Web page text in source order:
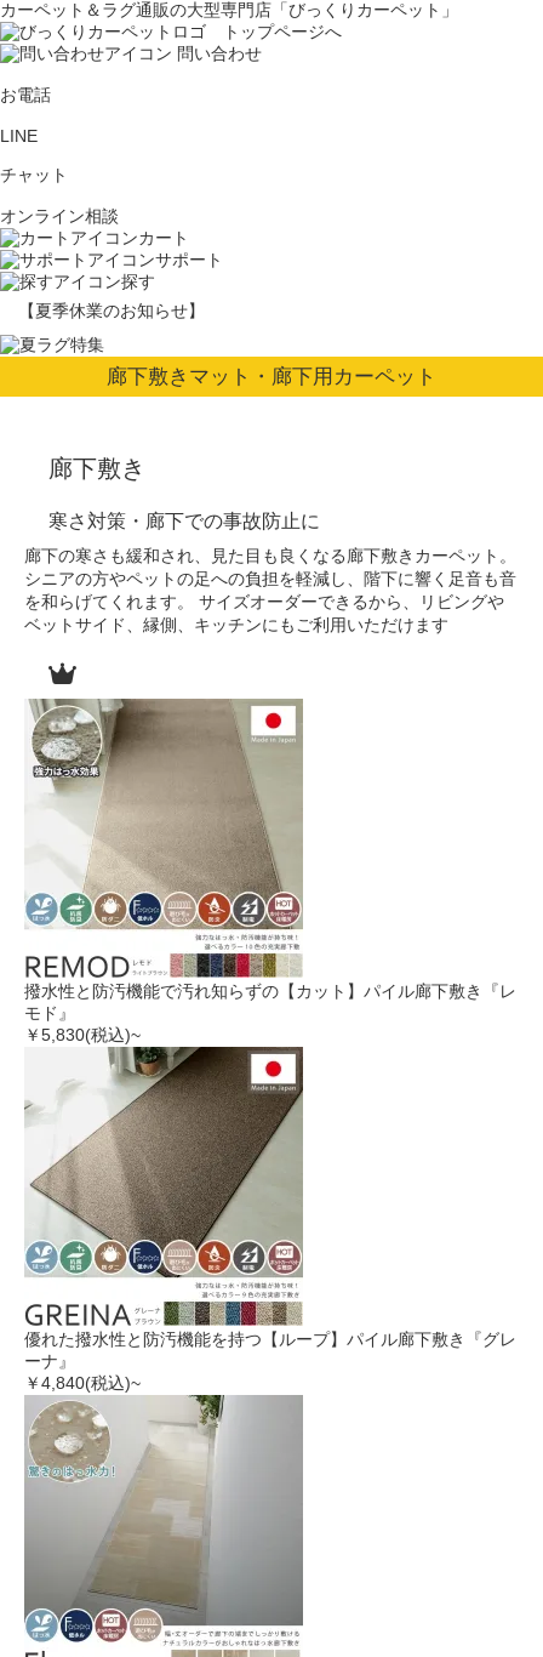
カーペット＆ラグ通販の大型専門店「びっくりカーペット」
問い合わせ
お電話
LINE
チャット
オンライン相談
カート
サポート
探す
【夏季休業のお知らせ】
廊下敷きマット・廊下用カーペット
廊下敷き
寒さ対策・廊下での事故防止に
廊下の寒さも緩和され、見た目も良くなる廊下敷きカーペット。
シニアの方やペットの足への負担を軽減し、階下に響く足音も音
を和らげてくれます。
サイズオーダーできるから、リビングや
ベットサイド、縁側、キッチンにもご利用いただけます
撥水性と防汚機能で汚れ知らずの【カット】パイル廊下敷き『レ
モド』
￥5,830(税込)~
優れた撥水性と防汚機能を持つ【ループ】パイル廊下敷き『グレ
ーナ』
￥4,840(税込)~